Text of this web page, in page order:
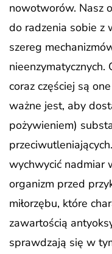
nowotworów. Nasz
do radzenia sobie z
szereg
nieenzymatycznych.
coraz częściej są
ważne jest, aby
pożywieniem)
wychwycić nadmiar
organizm przed
miłorzębu, które
zawartością
sprawdzają się w